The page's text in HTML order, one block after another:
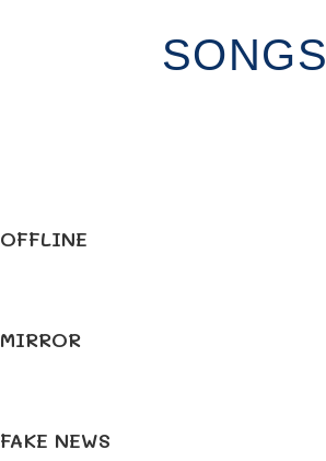
SONGS
OFFLINE
MIRROR
FAKE NEWS